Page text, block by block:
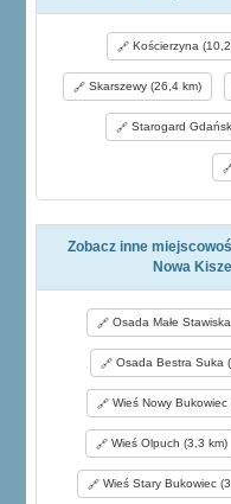
Kościerzyna
Skarszewy (26,4 km)
Starogard
Zobacz inne
Nowa
Osada Małe
Osada Bestra Suka
Wieś Nowy Bukowiec
Wieś Olpuch (3,3 km)
Wieś Stary Bukowiec